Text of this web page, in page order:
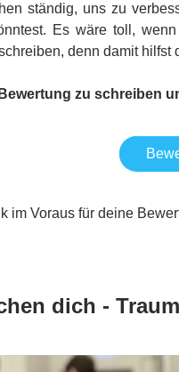
ständig, uns zu
Es wäre toll,
denn damit hilfst
zu schreiben
im Voraus für deine
dich -